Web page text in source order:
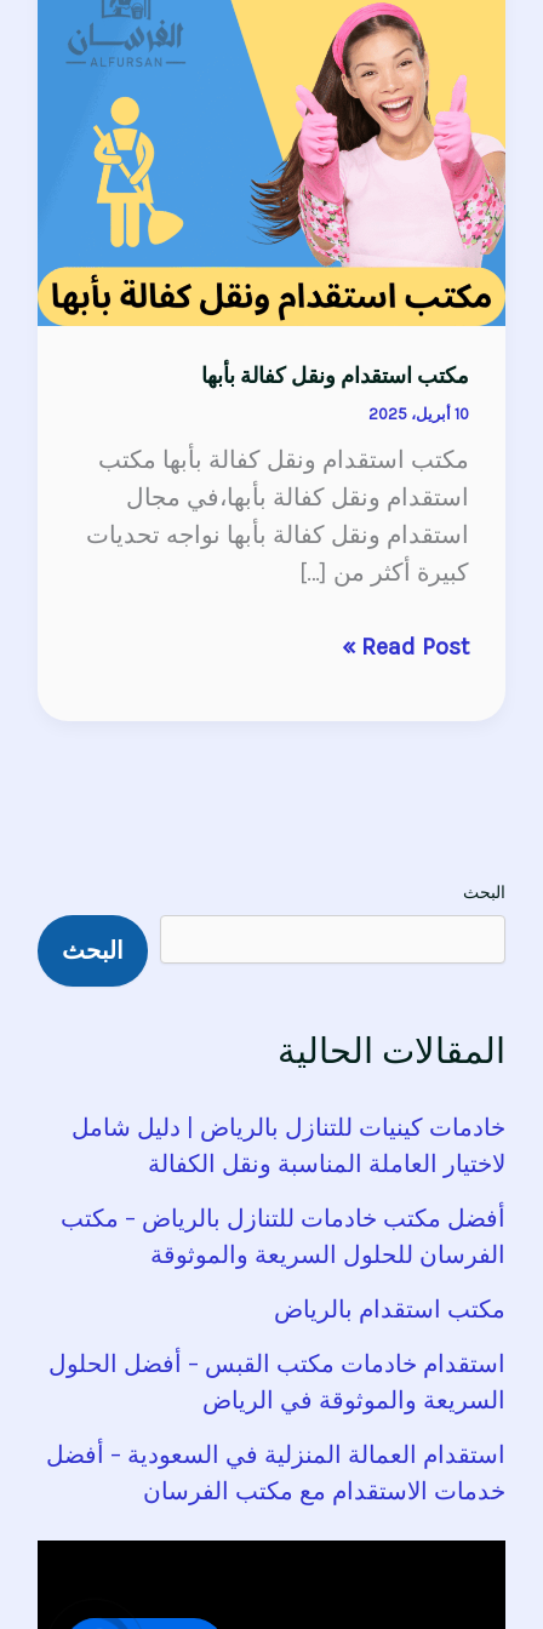
مكتب استقدام ونقل كفالة بأبها
10 أبريل، 2025
مكتب استقدام ونقل كفالة بأبها مكتب
استقدام ونقل كفالة بأبها،في مجال
استقدام ونقل كفالة بأبها نواجه تحديات
كبيرة أكثر من […]
كفالة
بأبها
Read Post »
البحث
البحث
المقالات الحالية
خادمات كينيات للتنازل بالرياض | دليل شامل
لاختيار العاملة المناسبة ونقل الكفالة
أفضل مكتب خادمات للتنازل بالرياض – مكتب
الفرسان للحلول السريعة والموثوقة
مكتب استقدام بالرياض
استقدام خادمات مكتب القبس – أفضل الحلول
السريعة والموثوقة في الرياض
استقدام العمالة المنزلية في السعودية – أفضل
خدمات الاستقدام مع مكتب الفرسان